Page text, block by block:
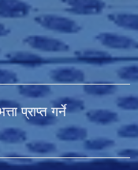
प्राप्त गर्ने